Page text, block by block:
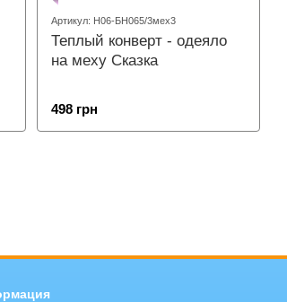
Артикул: Н06-БН065/3мех3
Теплый конверт - одеяло
на меху Сказка
498 грн